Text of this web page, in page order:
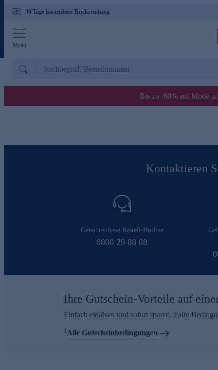
30 Tage kostenfreie Rücksendung
Menü
Bis zu -60% auf Mode
Kontaktieren
Gebührenfreie Bestell-Hotline
0800 29 88 88
Ihre Gutschein-Vorteile auf
Einfach einlösen und sofort sparen. Faire
1Alle Gutscheinbedingungen